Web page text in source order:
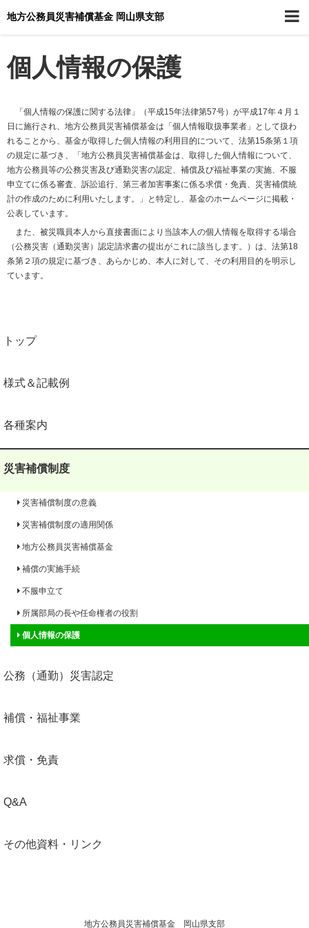
地方公務員災害補償基金 岡山県支部
個人情報の保護
「個人情報の保護に関する法律」（平成15年法律第57号）が平成17年４月１
日に施行され、地方公務員災害補償基金は「個人情報取扱事業者」として扱わ
れることから、基金が取得した個人情報の利用目的について、法第15条第１項
の規定に基づき、「地方公務員災害補償基金は、取得した個人情報について、
地方公務員等の公務災害及び通勤災害の認定、補償及び福祉事業の実施、不服
申立てに係る審査、訴訟追行、第三者加害事案に係る求償・免責、災害補償統
計の作成のために利用いたします。」と特定し、基金のホームページに掲載・
公表しています。
また、被災職員本人から直接書面により当該本人の個人情報を取得する場合
（公務災害（通勤災害）認定請求書の提出がこれに該当します。）は、法第18
条第２項の規定に基づき、あらかじめ、本人に対して、その利用目的を明示し
ています。
トップ
様式＆記載例
各種案内
災害補償制度
災害補償制度の意義
災害補償制度の適用関係
地方公務員災害補償基金
補償の実施手続
不服申立て
所属部局の長や任命権者の役割
個人情報の保護
公務（通勤）災害認定
補償・福祉事業
求償・免責
Q&A
その他資料・リンク
地方公務員災害補償基金 岡山県支部